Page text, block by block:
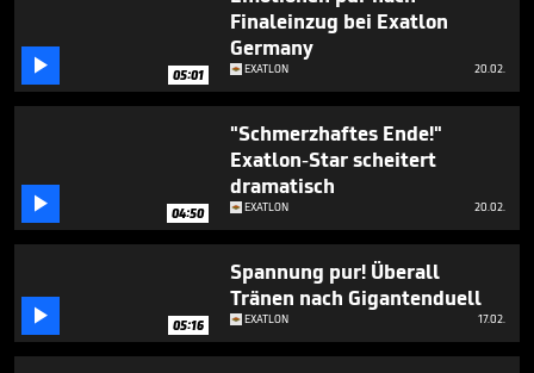
34
seconds
 05:01
Finaleinzug bei Exatlon
Germany
EXATLON 20.02.
 04:50
"Schmerzhaftes Ende!"
Exatlon-Star scheitert
dramatisch
EXATLON 20.02.
 05:16
Spannung pur! Überall
Tränen nach Gigantenduell
EXATLON 17.02.